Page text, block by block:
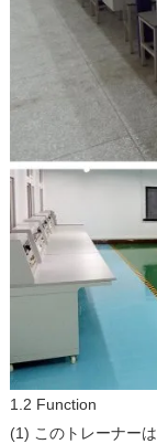
1.2 Function
(1) このトレーナー